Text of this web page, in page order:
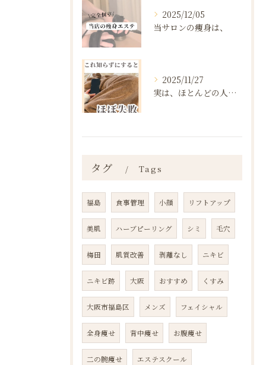
2025/12/05
当サロンの痩身は、
2025/11/27
実は、ほとんどの人は“ダイエットを始める前の段階”で失敗が確...
タグ Tags
福島 食事管理 小顔 リフトアップ
美肌 ハーブピーリング シミ 毛穴
梅田 肌質改善 剥離なし ニキビ
ニキビ跡 大阪 おすすめ くすみ
大阪市福島区 メンズ フェイシャル
全身痩せ 背中痩せ お腹痩せ
二の腕痩せ エステスクール